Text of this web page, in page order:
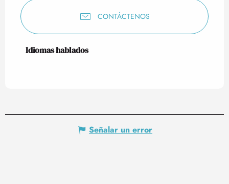
CONTÁCTENOS
Idiomas hablados
Idiomas hablados
Señalar un error